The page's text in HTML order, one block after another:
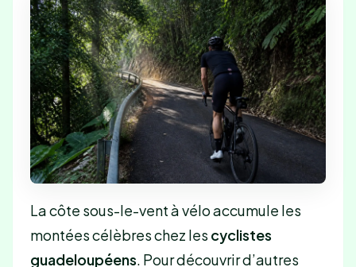
La côte sous-le-vent à vélo accumule les
montées célèbres chez les cyclistes
guadeloupéens. Pour découvrir d’autres